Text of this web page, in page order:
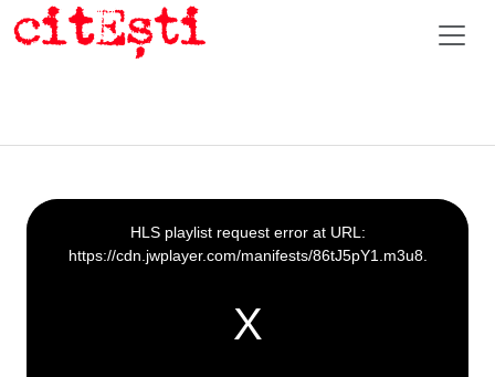
This
is
a
HLS playlist request error at URL:
https://cdn.jwplayer.com/manifests/86tJ5pY1.m3u8.